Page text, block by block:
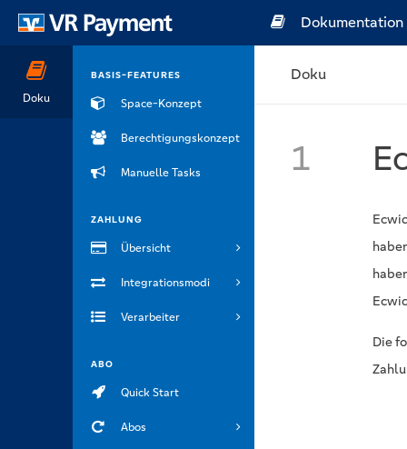
Doku
BASIS-FEATURES
Space-Konzept
Berechtigungskonzept
Manuelle Tasks
ZAHLUNG
Übersicht
Integrationsmodi
Verarbeiter
ABO
Quick Start
Abos
Dokumentation
Doku
1
Die